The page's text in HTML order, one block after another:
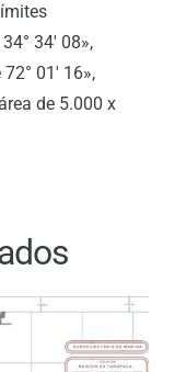
34′ 08»,
01′ 16»,
de 5.000 x